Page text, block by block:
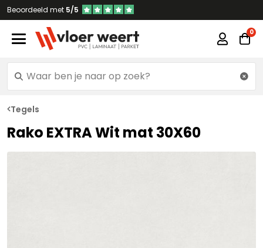
Beoordeeld met 5/5
Tegels
Rako EXTRA Wit mat 30X60